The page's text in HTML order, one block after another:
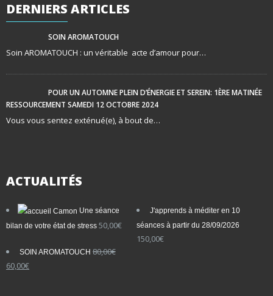
DERNIERS ARTICLES
SOIN AROMATOUCH
Soin AROMATOUCH : un véritable acte d’amour pour…
POUR UN AUTOMNE PLEIN D’ÉNERGIE ET SEREIN: 1ÈRE MATINÉE
RESSOURCEMENT SAMEDI 12 OCTOBRE 2024
Vous vous sentez exténué(e), à bout de…
ACTUALITÉS
Une séance
bilan de votre état de stress 50,00€
J'apprends à méditer en 10
séances à partir du 28/09/2026
150,00€
SOIN AROMATOUCH 80,00€
Le
60,00€Le